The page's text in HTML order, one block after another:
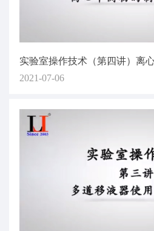
实验室操作技术（第四讲）离
2021-07-06